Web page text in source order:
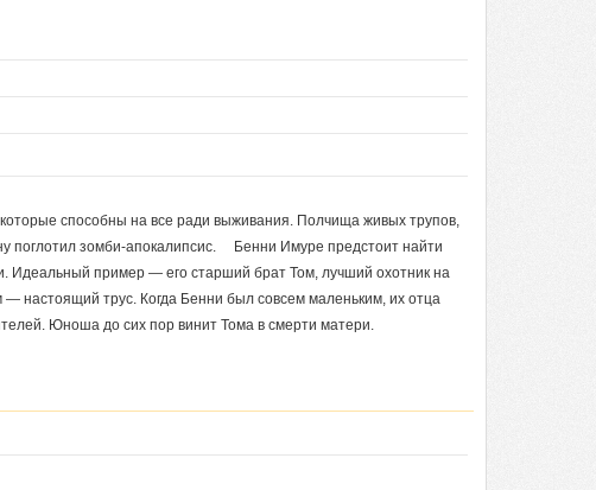
способны на все ради выживания. Полчища живых трупов,
поглотил зомби-апокалипсис. Бенни Имуре предстоит найти
Идеальный пример — его старший брат Том, лучший охотник на
настоящий трус. Когда Бенни был совсем маленьким, их отца
Юноша до сих пор винит Тома в смерти матери.